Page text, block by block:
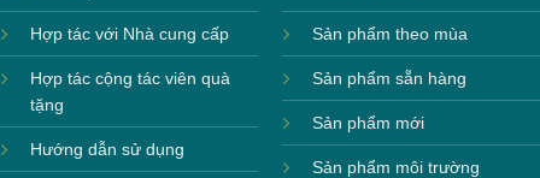
Hợp tác với Nhà cung cấp
Hợp tác cộng tác viên quà
tặng
Hướng dẫn sử dụng
Sản phẩm theo mùa
Sản phẩm sẵn hàng
Sản phẩm mới
Sản phẩm môi trường